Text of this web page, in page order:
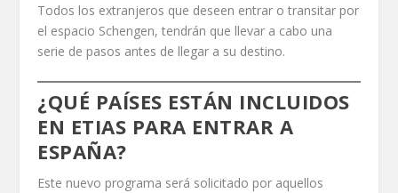
Todos los extranjeros que deseen entrar o transitar por
el espacio Schengen, tendrán que llevar a cabo una
serie de pasos antes de llegar a su destino.
¿QUÉ PAÍSES ESTÁN INCLUIDOS
EN ETIAS PARA ENTRAR A
ESPAÑA?
Este nuevo programa será solicitado por aquellos